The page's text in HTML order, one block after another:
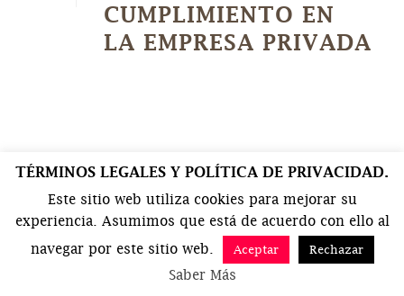
CUMPLIMIENTO EN
LA EMPRESA PRIVADA
TÉRMINOS LEGALES Y POLÍTICA DE PRIVACIDAD.
Este sitio web utiliza cookies para mejorar su
experiencia. Asumimos que está de acuerdo con ello al
navegar por este sitio web.
Aceptar Rechazar
Saber Más